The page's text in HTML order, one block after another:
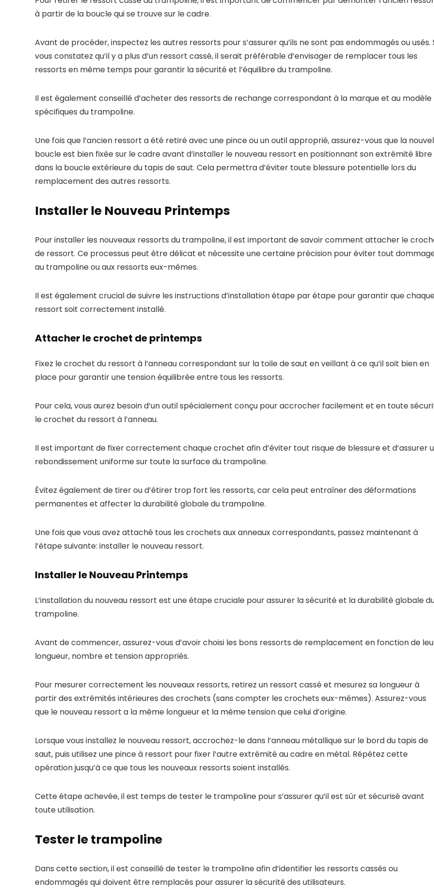
à partir de la boucle qui se trouve sur le cadre.
Avant de procéder, inspectez les autres ressorts pour s’assurer qu’ils ne sont pas endommagés ou usés.
vous constatez qu’il y a plus d’un ressort cassé, il serait préférable d’envisager de remplacer tous les
ressorts en même temps pour garantir la sécurité et l’équilibre du trampoline.
Il est également conseillé d’acheter des ressorts de rechange correspondant à la marque et au modèle
spécifiques du trampoline.
Une fois que l’ancien ressort a été retiré avec une pince ou un outil approprié, assurez-vous que la
boucle est bien fixée sur le cadre avant d’installer le nouveau ressort en positionnant son extrémité libre
dans la boucle extérieure du tapis de saut. Cela permettra d’éviter toute blessure potentielle lors du
remplacement des autres ressorts.
Installer le Nouveau Printemps
Pour installer les nouveaux ressorts du trampoline, il est important de savoir comment attacher le
de ressort. Ce processus peut être délicat et nécessite une certaine précision pour éviter tout
au trampoline ou aux ressorts eux-mêmes.
Il est également crucial de suivre les instructions d’installation étape par étape pour garantir que
ressort soit correctement installé.
Attacher le crochet de printemps
Fixez le crochet du ressort à l’anneau correspondant sur la toile de saut en veillant à ce qu’il soit bien en
place pour garantir une tension équilibrée entre tous les ressorts.
Pour cela, vous aurez besoin d’un outil spécialement conçu pour accrocher facilement et en toute
le crochet du ressort à l’anneau.
Il est important de fixer correctement chaque crochet afin d’éviter tout risque de blessure et d’assurer
rebondissement uniforme sur toute la surface du trampoline.
Évitez également de tirer ou d’étirer trop fort les ressorts, car cela peut entraîner des déformations
permanentes et affecter la durabilité globale du trampoline.
Une fois que vous avez attaché tous les crochets aux anneaux correspondants, passez maintenant à
l’étape suivante: installer le nouveau ressort.
Installer le Nouveau Printemps
L’installation du nouveau ressort est une étape cruciale pour assurer la sécurité et la durabilité globale
trampoline.
Avant de commencer, assurez-vous d’avoir choisi les bons ressorts de remplacement en fonction de
longueur, nombre et tension appropriés.
Pour mesurer correctement les nouveaux ressorts, retirez un ressort cassé et mesurez sa longueur à
partir des extrémités intérieures des crochets (sans compter les crochets eux-mêmes). Assurez-vous
que le nouveau ressort a la même longueur et la même tension que celui d’origine.
Lorsque vous installez le nouveau ressort, accrochez-le dans l’anneau métallique sur le bord du tapis de
saut, puis utilisez une pince à ressort pour fixer l’autre extrémité au cadre en métal. Répétez cette
opération jusqu’à ce que tous les nouveaux ressorts soient installés.
Cette étape achevée, il est temps de tester le trampoline pour s’assurer qu’il est sûr et sécurisé avant
toute utilisation.
Tester le trampoline
Dans cette section, il est conseillé de tester le trampoline afin d’identifier les ressorts cassés ou
endommagés qui doivent être remplacés pour assurer la sécurité des utilisateurs.